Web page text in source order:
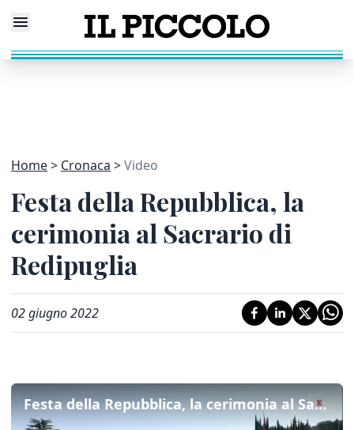
Home Cronaca Video
Festa della Repubblica, la
cerimonia al Sacrario di
Redipuglia
02 giugno 2022
Festa della Repubblica, la cerimonia al Sacrario di Redipuglia